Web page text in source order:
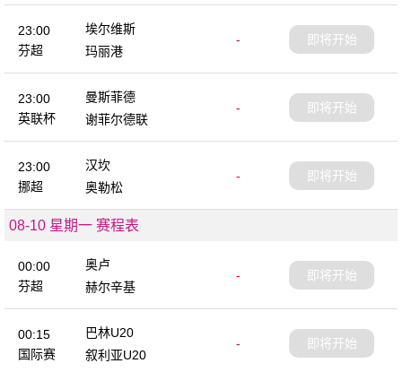
23:00
芬超
埃尔维斯
-
玛丽港
即将开始
23:00
英联杯
曼斯菲德
-
谢菲尔德联
即将开始
23:00
挪超
汉坎
-
奥勒松
即将开始
08-10 星期一 赛程表
00:00
芬超
奥卢
-
赫尔辛基
即将开始
00:15
国际赛
巴林U20
-
叙利亚U20
即将开始